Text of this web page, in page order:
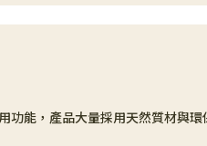
能，產品大量採用天然質材與